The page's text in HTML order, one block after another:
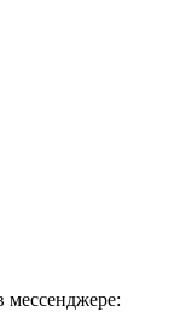
мессенджере: